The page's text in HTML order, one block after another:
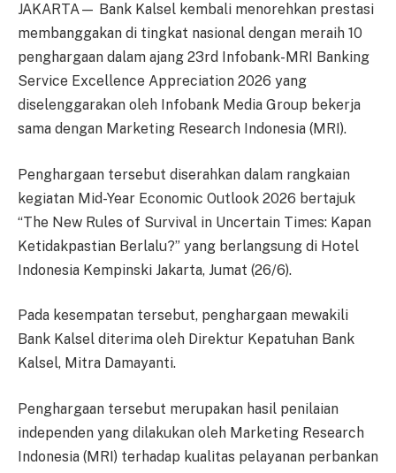
JAKARTA— Bank Kalsel kembali menorehkan prestasi
membanggakan di tingkat nasional dengan meraih 10
penghargaan dalam ajang 23rd Infobank-MRI Banking
Service Excellence Appreciation 2026 yang
diselenggarakan oleh Infobank Media Group bekerja
sama dengan Marketing Research Indonesia (MRI).
Penghargaan tersebut diserahkan dalam rangkaian
kegiatan Mid-Year Economic Outlook 2026 bertajuk
“The New Rules of Survival in Uncertain Times: Kapan
Ketidakpastian Berlalu?” yang berlangsung di Hotel
Indonesia Kempinski Jakarta, Jumat (26/6).
Pada kesempatan tersebut, penghargaan mewakili
Bank Kalsel diterima oleh Direktur Kepatuhan Bank
Kalsel, Mitra Damayanti.
Penghargaan tersebut merupakan hasil penilaian
independen yang dilakukan oleh Marketing Research
Indonesia (MRI) terhadap kualitas pelayanan perbankan